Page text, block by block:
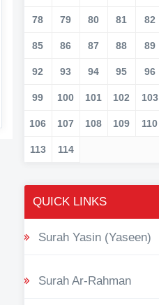
78 79 80 81 82
85 86 87 88 89
92 93 94 95 96
99 100 101 102 103
106 107 108 109 110
113 114
QUICK LINKS
Surah Yasin (Yaseen)
Surah Ar-Rahman